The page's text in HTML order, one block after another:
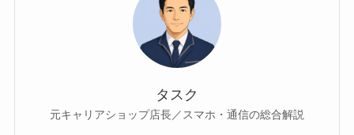
タスク
元キャリアショップ店長／スマホ・通信の総合解説